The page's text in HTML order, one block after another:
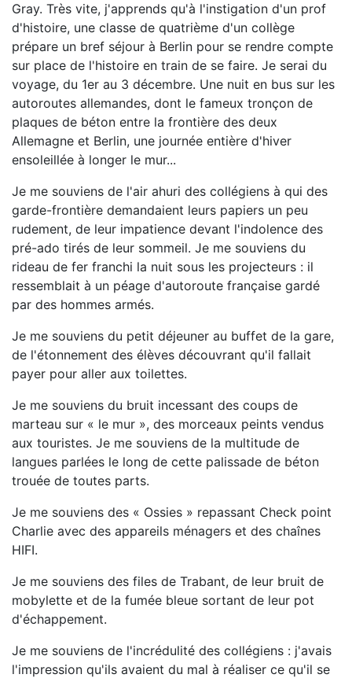
Gray. Très vite, j'apprends qu'à l'instigation d'un prof
d'histoire, une classe de quatrième d'un collège
prépare un bref séjour à Berlin pour se rendre compte
sur place de l'histoire en train de se faire. Je serai du
voyage, du 1er au 3 décembre. Une nuit en bus sur les
autoroutes allemandes, dont le fameux tronçon de
plaques de béton entre la frontière des deux
Allemagne et Berlin, une journée entière d'hiver
ensoleillée à longer le mur...
Je me souviens de l'air ahuri des collégiens à qui des
garde-frontière demandaient leurs papiers un peu
rudement, de leur impatience devant l'indolence des
pré-ado tirés de leur sommeil. Je me souviens du
rideau de fer franchi la nuit sous les projecteurs : il
ressemblait à un péage d'autoroute française gardé
par des hommes armés.
Je me souviens du petit déjeuner au buffet de la gare,
de l'étonnement des élèves découvrant qu'il fallait
payer pour aller aux toilettes.
Je me souviens du bruit incessant des coups de
marteau sur « le mur », des morceaux peints vendus
aux touristes. Je me souviens de la multitude de
langues parlées le long de cette palissade de béton
trouée de toutes parts.
Je me souviens des « Ossies » repassant Check point
Charlie avec des appareils ménagers et des chaînes
HIFI.
Je me souviens des files de Trabant, de leur bruit de
mobylette et de la fumée bleue sortant de leur pot
d'échappement.
Je me souviens de l'incrédulité des collégiens : j'avais
l'impression qu'ils avaient du mal à réaliser ce qu'il se